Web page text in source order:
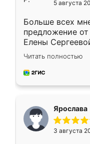
5 августа
Больше всех
предложение
Елены
короткие сроки
для замера
предложил по
Читать полностью
Ярослава
3 августа